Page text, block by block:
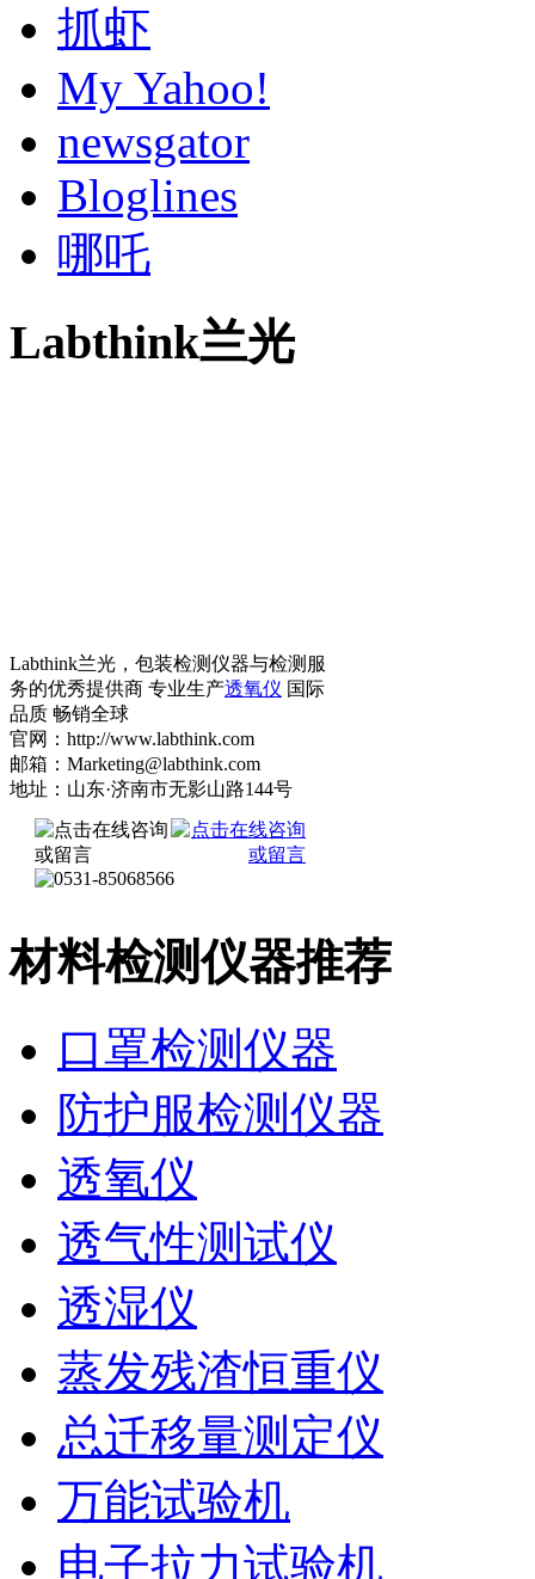
抓虾
My Yahoo!
newsgator
Bloglines
哪吒
Labthink兰光
Labthink兰光，包装检测仪器与检测服
务的优秀提供商 专业生产透氧仪 国际
品质 畅销全球
官网：http://www.labthink.com
邮箱：Marketing@labthink.com
地址：山东·济南市无影山路144号
材料检测仪器推荐
口罩检测仪器
防护服检测仪器
透氧仪
透气性测试仪
透湿仪
蒸发残渣恒重仪
总迁移量测定仪
万能试验机
电子拉力试验机